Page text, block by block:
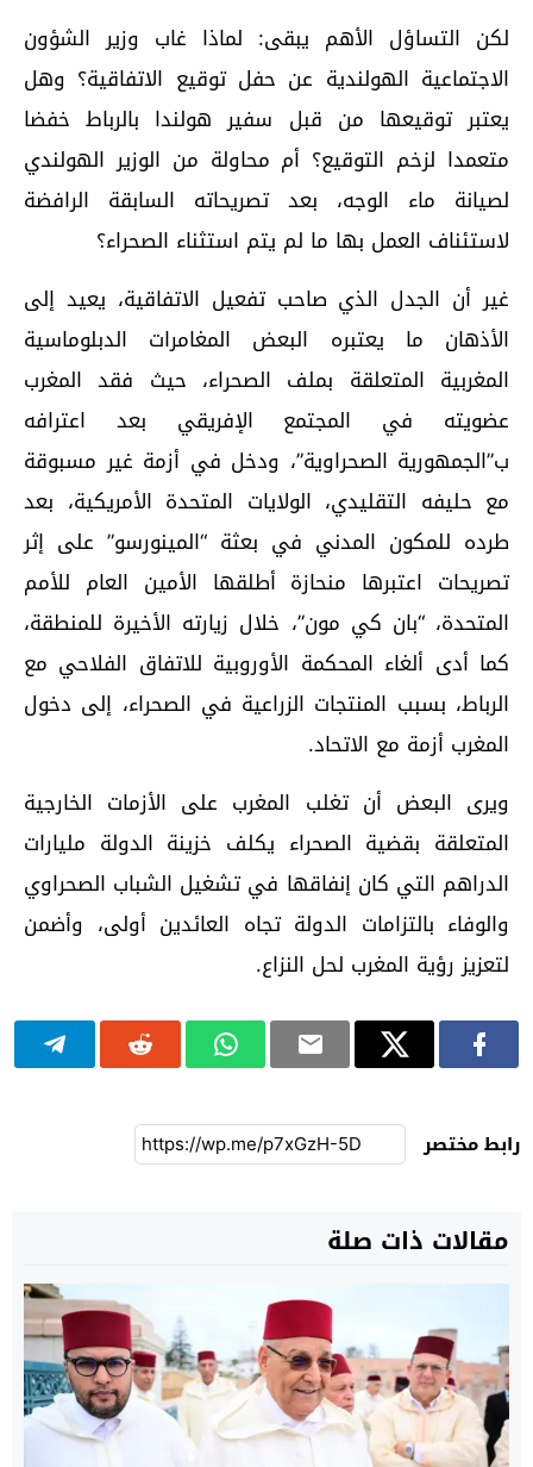
لكن التساؤل الأهم يبقى: لماذا غاب وزير الشؤون
الاجتماعية الهولندية عن حفل توقيع الاتفاقية؟ وهل
يعتبر توقيعها من قبل سفير هولندا بالرباط خفضا
متعمدا لزخم التوقيع؟ أم محاولة من الوزير الهولندي
لصيانة ماء الوجه، بعد تصريحاته السابقة الرافضة
لاستئناف العمل بها ما لم يتم استثناء الصحراء؟
غير أن الجدل الذي صاحب تفعيل الاتفاقية، يعيد إلى
الأذهان ما يعتبره البعض المغامرات الدبلوماسية
المغربية المتعلقة بملف الصحراء، حيث فقد المغرب
عضويته في المجتمع الإفريقي بعد اعترافه
ب”الجمهورية الصحراوية”، ودخل في أزمة غير مسبوقة
مع حليفه التقليدي، الولايات المتحدة الأمريكية، بعد
طرده للمكون المدني في بعثة “المينورسو” على إثر
تصريحات اعتبرها منحازة أطلقها الأمين العام للأمم
المتحدة، “بان كي مون”، خلال زيارته الأخيرة للمنطقة،
كما أدى ألغاء المحكمة الأوروبية للاتفاق الفلاحي مع
الرباط، بسبب المنتجات الزراعية في الصحراء، إلى دخول
المغرب أزمة مع الاتحاد.
ويرى البعض أن تغلب المغرب على الأزمات الخارجية
المتعلقة بقضية الصحراء يكلف خزينة الدولة مليارات
الدراهم التي كان إنفاقها في تشغيل الشباب الصحراوي
والوفاء بالتزامات الدولة تجاه العائدين أولى، وأضمن
لتعزيز رؤية المغرب لحل النزاع.
رابط مختصر
مقالات ذات صلة